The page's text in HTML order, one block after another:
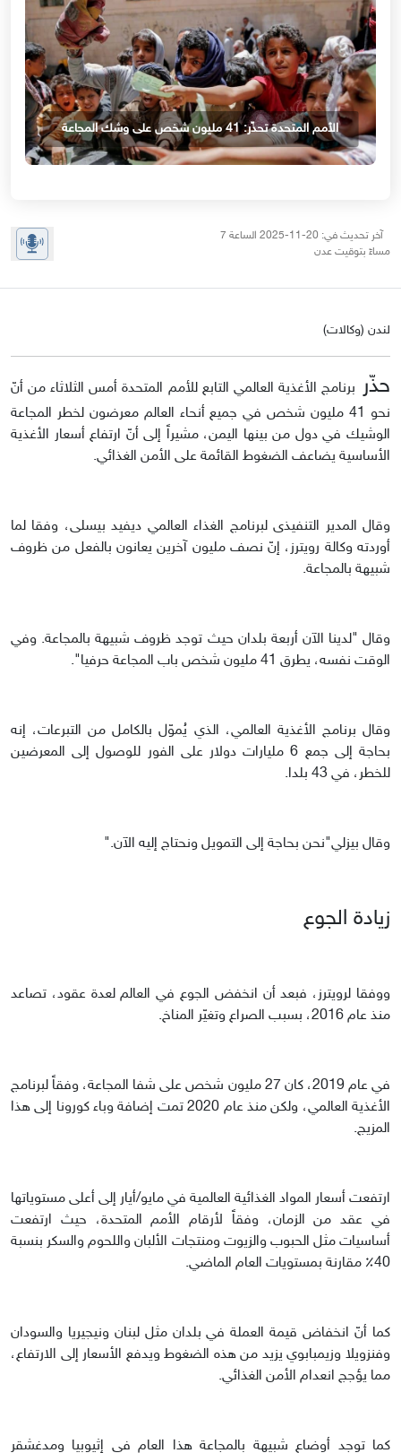
الأمم المتحدة تحذّر: 41 مليون شخص على وشك المجاعة
آخر تحديث في: 20-11-2025 الساعة 7
مساءً بتوقيت عدن
لندن (وكالات)
حذّر برنامج الأغذية العالمي التابع للأمم المتحدة أمس الثلاثاء من أنّ
نحو 41 مليون شخص في جميع أنحاء العالم معرضون لخطر المجاعة
الوشيك في دول من بينها اليمن، مشيراً إلى أنّ ارتفاع أسعار الأغذية
الأساسية يضاعف الضغوط القائمة على الأمن الغذائي.
وقال المدير التنفيذى لبرنامج الغذاء العالمي ديفيد بيسلى، وفقا لما
أوردته وكالة رويترز، إنّ نصف مليون آخرين يعانون بالفعل من ظروف
شبيهة بالمجاعة.
وقال "لدينا الآن أربعة بلدان حيث توجد ظروف شبيهة بالمجاعة. وفي
الوقت نفسه، يطرق 41 مليون شخص باب المجاعة حرفيا".
وقال برنامج الأغذية العالمي، الذي يُموّل بالكامل من التبرعات، إنه
بحاجة إلى جمع 6 مليارات دولار على الفور للوصول إلى المعرضين
للخطر، في 43 بلدا.
وقال بيزلي"نحن بحاجة إلى التمويل ونحتاج إليه الآن."
زيادة الجوع
ووفقا لرويترز، فبعد أن انخفض الجوع في العالم لعدة عقود، تصاعد
منذ عام 2016، بسبب الصراع وتغيّر المناخ.
في عام 2019، كان 27 مليون شخص على شفا المجاعة، وفقاً لبرنامج
الأغذية العالمي، ولكن منذ عام 2020 تمت إضافة وباء كورونا إلى هذا
المزيج.
ارتفعت أسعار المواد الغذائية العالمية في مايو/أيار إلى أعلى مستوياتها
في عقد من الزمان، وفقاً لأرقام الأمم المتحدة، حيث ارتفعت
أساسيات مثل الحبوب والزيوت ومنتجات الألبان واللحوم والسكر بنسبة
40٪ مقارنة بمستويات العام الماضي.
كما أنّ انخفاض قيمة العملة في بلدان مثل لبنان ونيجيريا والسودان
وفنزويلا وزيمبابوي يزيد من هذه الضغوط ويدفع الأسعار إلى الارتفاع،
مما يؤجج انعدام الأمن الغذائي.
كما توجد أوضاع شبيهة بالمجاعة هذا العام في إثيوبيا ومدغشقر